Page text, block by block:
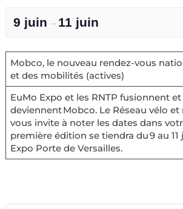
9 juin – 11 juin
Mobco, le nouveau rendez-vous
et des mobilités (actives)
EuMo Expo et les RNTP fusionnent et
deviennent Mobco. Le Réseau vélo
vous invite à noter les dates dans
première édition se tiendra du 9 au 11
Expo Porte de Versailles.